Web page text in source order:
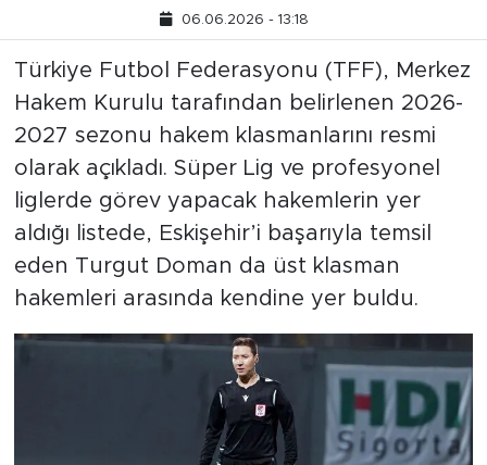
06.06.2026 - 13:18
Türkiye Futbol Federasyonu (TFF), Merkez
Hakem Kurulu tarafından belirlenen 2026-
2027 sezonu hakem klasmanlarını resmi
olarak açıkladı. Süper Lig ve profesyonel
liglerde görev yapacak hakemlerin yer
aldığı listede, Eskişehir’i başarıyla temsil
eden Turgut Doman da üst klasman
hakemleri arasında kendine yer buldu.